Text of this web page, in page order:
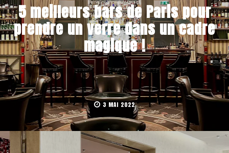
5 meilleurs bars de Paris pour
prendre un verre dans un cadre
magique !
3 MAI 2022